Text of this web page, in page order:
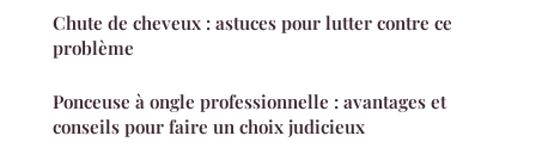
Chute de cheveux : astuces pour lutter contre ce
problème
Ponceuse à ongle professionnelle : avantages et
conseils pour faire un choix judicieux